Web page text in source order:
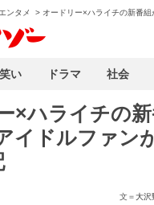
エンタメ > オードリー×ハライチの新番組
×ハライチの
イドルファン
文＝大沢
い ドラマ 社会